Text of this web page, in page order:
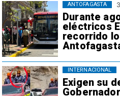
Durante
eléctricos
recorrido
ANTOFAGASTA
Exigen su
INTERNACIONAL